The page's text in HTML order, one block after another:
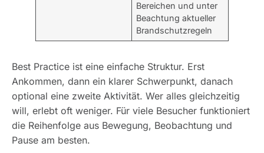
Bereichen und unter
Beachtung aktueller
Brandschutzregeln
Best Practice ist eine einfache Struktur. Erst
Ankommen, dann ein klarer Schwerpunkt, danach
optional eine zweite Aktivität. Wer alles gleichzeitig
will, erlebt oft weniger. Für viele Besucher funktioniert
die Reihenfolge aus Bewegung, Beobachtung und
Pause am besten.